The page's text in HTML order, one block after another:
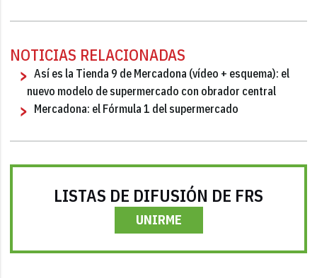
NOTICIAS RELACIONADAS
Así es la Tienda 9 de Mercadona (vídeo + esquema): el
nuevo modelo de supermercado con obrador central
Mercadona: el Fórmula 1 del supermercado
LISTAS DE DIFUSIÓN DE FRS
UNIRME